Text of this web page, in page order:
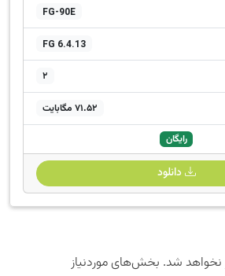
FG-90E
FG 6.4.13
2
71.52 مگابایت
رایگان
دانلود
نخواهد شد. بخش‌های موردنیاز